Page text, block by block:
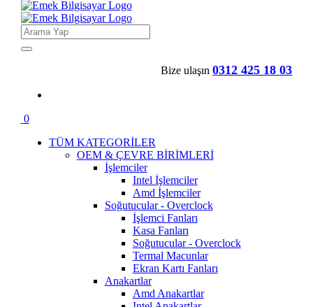
Bize ulaşın 0312 425 18 03
0
TÜM KATEGORİLER
OEM & ÇEVRE BİRİMLERİ
İşlemciler
Intel İşlemciler
Amd İşlemciler
Soğutucular - Overclock
İşlemci Fanları
Kasa Fanları
Soğutucular - Overclock
Termal Macunlar
Ekran Kartı Fanları
Anakartlar
Amd Anakartlar